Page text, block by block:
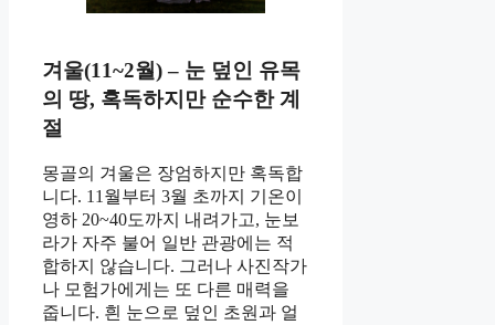
겨울(11~2월) – 눈 덮인 유목
의 땅, 혹독하지만 순수한 계
절
몽골의 겨울은 장엄하지만 혹독합
니다. 11월부터 3월 초까지 기온이
영하 20~40도까지 내려가고, 눈보
라가 자주 불어 일반 관광에는 적
합하지 않습니다. 그러나 사진작가
나 모험가에게는 또 다른 매력을
줍니다. 흰 눈으로 덮인 초원과 얼